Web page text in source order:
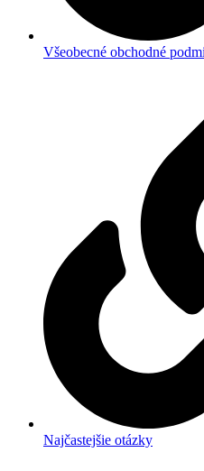
Všeobecné obchodné
Najčastejšie otázky